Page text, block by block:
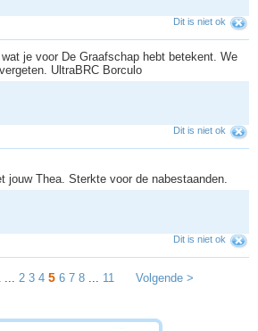
Dit is niet ok
je voor De Graafschap hebt betekent. We
UltraBRC Borculo
Dit is niet ok
jouw Thea. Sterkte voor de nabestaanden.
Dit is niet ok
2 3 4 5 6 7 8... 11 Volgende >